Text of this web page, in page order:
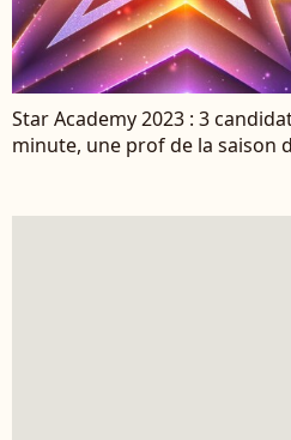
Star Academy 2023 : 3
minute, une prof de la saison